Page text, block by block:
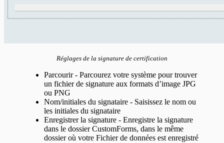
Réglages de la signature de certification
Parcourir - Parcourez votre système pour trouver
un fichier de signature aux formats d’image JPG
ou PNG
Nom/initiales du signataire - Saisissez le nom ou
les initiales du signataire
Enregistrer la signature - Enregistre la signature
dans le dossier CustomForms, dans le même
dossier où votre Fichier de données est enregistré